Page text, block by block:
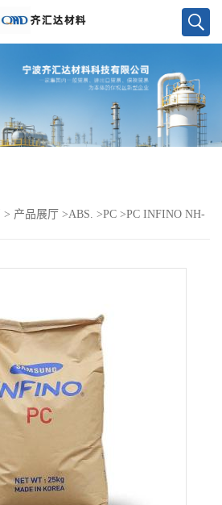
> 产品展厅 >ABS. >PC >PC INFINO NH-